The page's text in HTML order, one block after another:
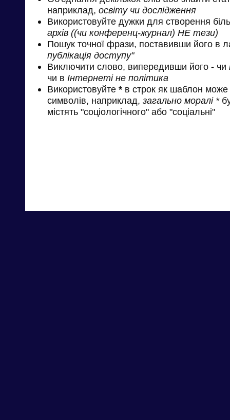
наприклад, освіту чи дослідження
Використовуйте дужки для створення
архів ((чи конференц-журнал) НЕ тези)
Пошук точної фрази, поставивши його в
публікація доступу"
Виключити слово, випередивши його - чи
чи в Інтернеті не політика
Використовуйте * в строк як шаблон може
символів, наприклад, загально моралі *
містять "соціологічного" або "соціальні"